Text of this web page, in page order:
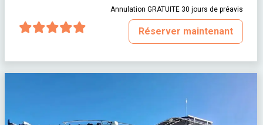
Annulation GRATUITE 30 jours de préavis
Réserver maintenant